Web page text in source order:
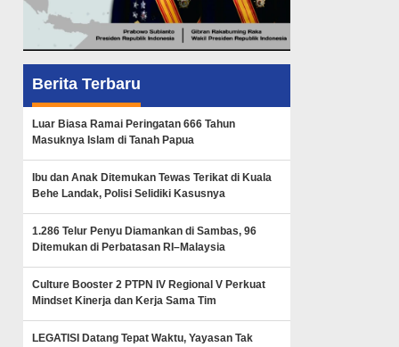
Berita Terbaru
Luar Biasa Ramai Peringatan 666 Tahun
Masuknya Islam di Tanah Papua
Ibu dan Anak Ditemukan Tewas Terikat di Kuala
Behe Landak, Polisi Selidiki Kasusnya
1.286 Telur Penyu Diamankan di Sambas, 96
Ditemukan di Perbatasan RI–Malaysia
Culture Booster 2 PTPN IV Regional V Perkuat
Mindset Kinerja dan Kerja Sama Tim
LEGATISI Datang Tepat Waktu, Yayasan Tak